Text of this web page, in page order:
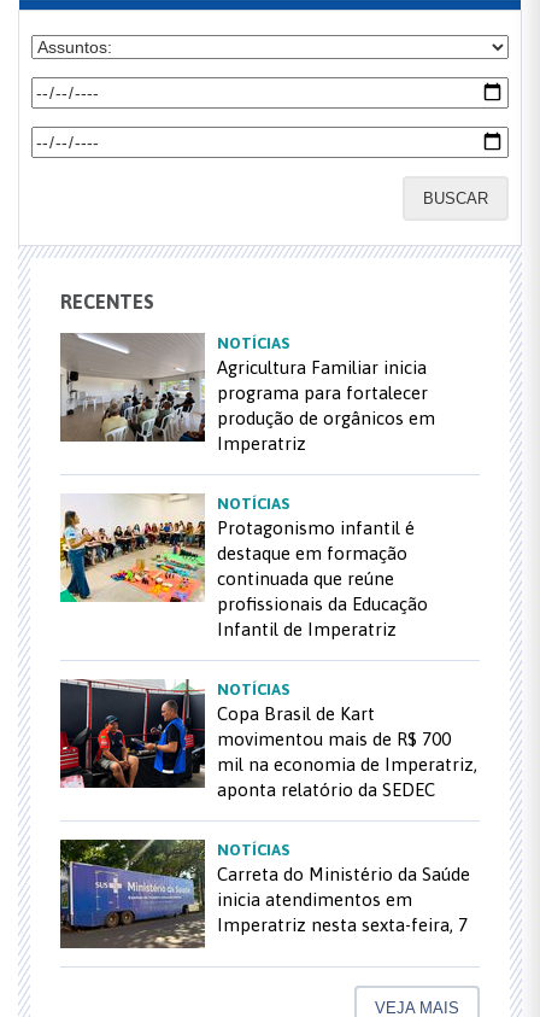
BUSCAR
RECENTES
NOTÍCIAS
Agricultura Familiar inicia
programa para fortalecer
produção de orgânicos em
Imperatriz
NOTÍCIAS
Protagonismo infantil é
destaque em formação
continuada que reúne
profissionais da Educação
Infantil de Imperatriz
NOTÍCIAS
Copa Brasil de Kart
movimentou mais de R$ 700
mil na economia de Imperatriz,
aponta relatório da SEDEC
NOTÍCIAS
Carreta do Ministério da Saúde
inicia atendimentos em
Imperatriz nesta sexta-feira, 7
VEJA MAIS